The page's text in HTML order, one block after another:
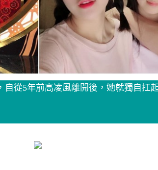
從5年前高凌風離開後，她就獨自扛